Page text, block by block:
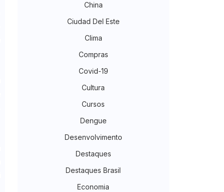
China
Ciudad Del Este
Clima
Compras
Covid-19
Cultura
Cursos
Dengue
Desenvolvimento
Destaques
Destaques Brasil
Economia